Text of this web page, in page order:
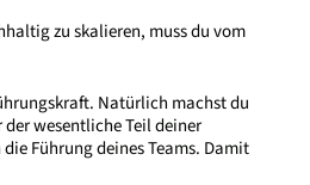
zu skalieren, muss du vom
Natürlich machst du
wesentliche Teil deiner
Führung deines Teams. Damit